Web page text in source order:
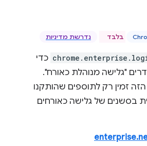
נדרשת מדיניות
כדי
"גלישה מנוהלת כאורח".
הערה: ממשק ה-API הזה זמין רק לתוספים שהותקנו
בסשנים של גלישה כאורחים